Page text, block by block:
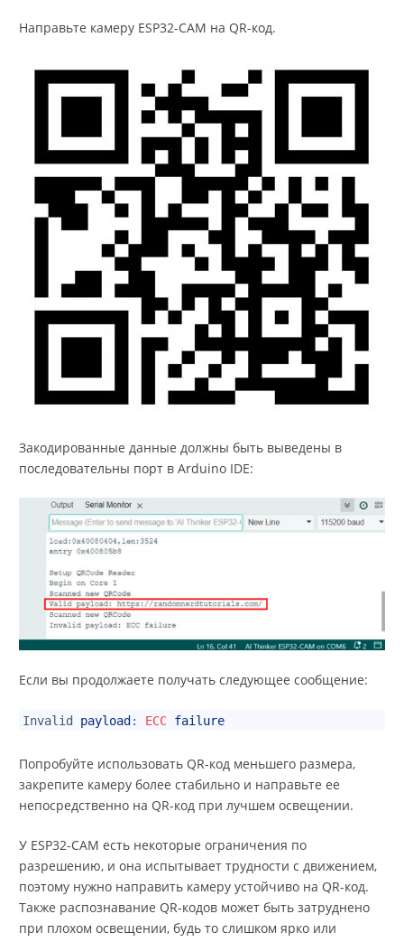
Направьте камеру ESP32-CAM на QR-код.
Закодированные данные должны быть выведены в
последовательны порт в Arduino IDE:
Если вы продолжаете получать следующее сообщение:
Invalid payload : ECC failure
Попробуйте использовать QR-код меньшего размера,
закрепите камеру более стабильно и направьте ее
непосредственно на QR-код при лучшем освещении.
У ESP32-CAM есть некоторые ограничения по
разрешению, и она испытывает трудности с движением,
поэтому нужно направить камеру устойчиво на QR-код.
Также распознавание QR-кодов может быть затруднено
при плохом освещении, будь то слишком ярко или